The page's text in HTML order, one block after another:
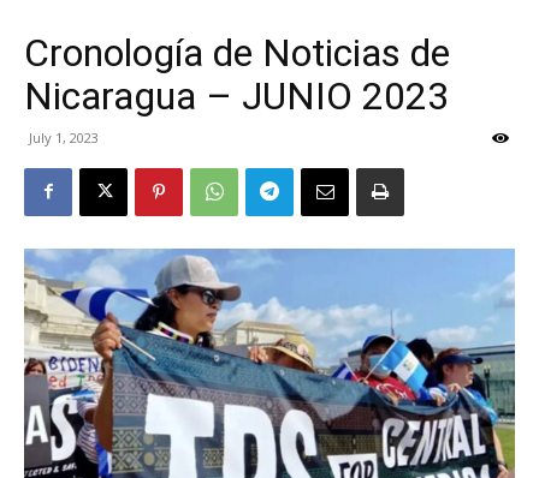
Cronología de Noticias de
Nicaragua – JUNIO 2023
July 1, 2023